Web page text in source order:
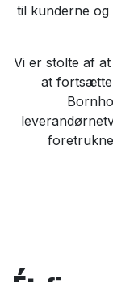
til kunderne
Vi er stolte af
at